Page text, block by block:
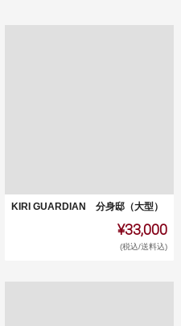
KIRI GUARDIAN 分身邸（大型）
¥33,000
(税込/送料込)